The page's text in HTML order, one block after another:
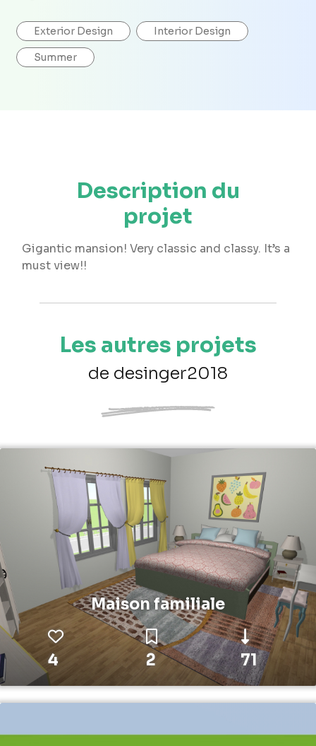
Exterior Design Interior Design
Summer
Description du
projet
Gigantic mansion! Very classic and classy. It’s a
must view!!
Les autres projets
de desinger2018
Maison familiale
4 2 71